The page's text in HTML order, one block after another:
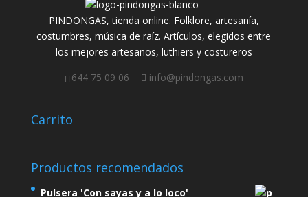
PINDONGAS, tienda online. Folklore, artesanía,
costumbres, música de raíz. Artículos, elegidos entre
los mejores artesanos, luthiers y costureros
644 75 09 06
info@pindongas.com
Carrito
Productos recomendados
Pulsera 'Con sayas y a lo loco'